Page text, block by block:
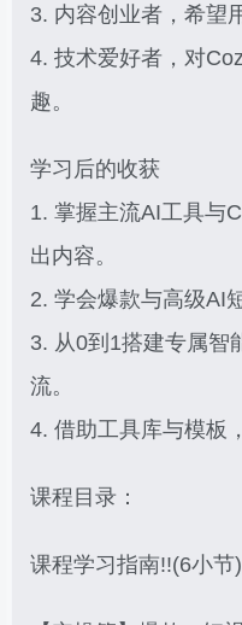
3. 内容创业者，希望
4. 技术爱好者，对
趣。
学习后的收获
1. 掌握主流AI工具与
出内容。
2. 学会爆款与高级AI
3. 从0到1搭建专属智
流。
4. 借助工具库与模板
课程目录：
课程学习指南!!(6小节)